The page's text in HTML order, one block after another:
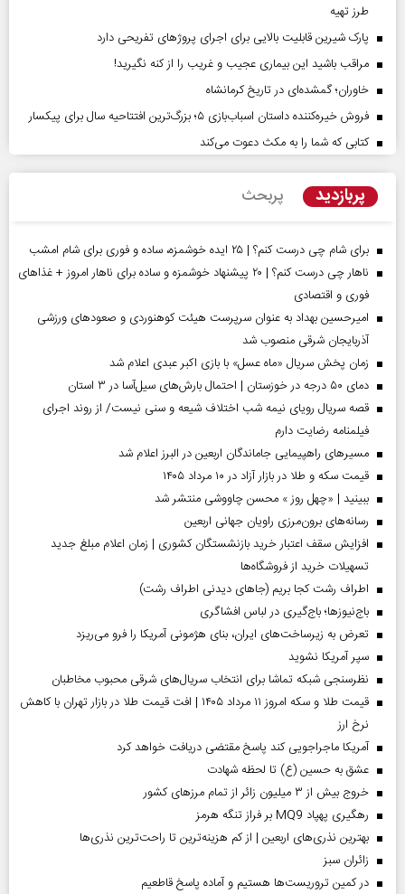
طرز تهیه
پارک شیرین قابلیت‌ بالایی برای اجرای پروژهای تفریحی دارد
مراقب باشید این بیماری عجیب و غریب را از کنه نگیرید!
خاوران؛ گمشده‌ای در تاریخ کرمانشاه
فروش خیره‌کننده داستان اسباب‌بازی ۵؛ بزرگ‌ترین افتتاحیه سال برای پیکسار
کتابی که شما را به مکث دعوت می‌کند
پربازدید پربحث
برای شام چی درست کنم؟ | ۲۵ ایده خوشمزه، ساده و فوری برای شام امشب
ناهار چی درست کنم؟ | ۲۰ پیشنهاد خوشمزه و ساده برای ناهار امروز + غذاهای
فوری و اقتصادی
امیرحسین بهداد به عنوان سرپرست هیئت کوهنوردی و صعودهای ورزشی
آذربایجان شرقی منصوب شد
زمان پخش سریال «ماه عسل» با بازی اکبر عبدی اعلام شد
دمای ۵۰ درجه در خوزستان | احتمال بارش‌های سیل‌آسا در ۳ استان
قصه سریال رویای نیمه شب اختلاف شیعه و سنی نیست/ از روند اجرای
فیلمنامه رضایت دارم
مسیر‌های راهپیمایی جاماندگان اربعین در البرز اعلام شد
قیمت سکه و طلا در بازار آزاد در ۱۰ مرداد ۱۴۰۵
ببینید | «چهل روز » محسن چاووشی منتشر شد
رسانه‌های برون‌مرزی راویان جهانی اربعین
افزایش سقف اعتبار خرید بازنشستگان کشوری | زمان اعلام مبلغ جدید
تسهیلات خرید از فروشگاه‌ها
اطراف رشت کجا بریم (جاهای دیدنی اطراف رشت)
باج‌نیوزها؛ باج‌گیری در لباس افشاگری
تعرض به زیرساخت‌های ایران، بنای هژمونی آمریکا را فرو می‌ریزد
سپر آمریکا نشوید
نظرسنجی شبکه تماشا برای انتخاب سریال‌های شرقی محبوب مخاطبان
قیمت طلا و سکه امروز ۱۱ مرداد ۱۴۰۵ | افت قیمت طلا در بازار تهران با کاهش
نرخ ارز
آمریکا ماجراجویی کند پاسخ مقتضی دریافت خواهد کرد
عشق به حسین (ع) تا لحظه شهادت
خروج بیش از ۳ میلیون زائر از تمام مرز‌های کشور
رهگیری پهپاد MQ9 بر فراز تنگه هرمز
بهترین نذری‌های اربعین | از کم هزینه‌ترین تا راحت‌ترین نذری‌ها
‌زائران سبز
در کمین تروریست‌ها هستیم و آماده پاسخ قاطعیم